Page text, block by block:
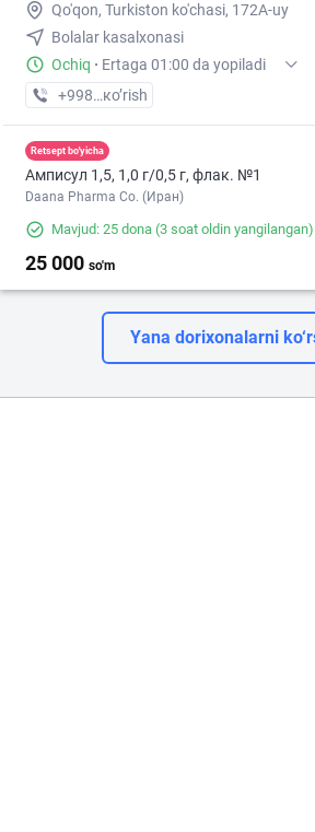
Qo'qon, Turkiston ko'chasi, 172A-uy
Bolalar kasalxonasi
Ochiq · Ertaga 01:00 da yopiladi
+998 (90) XXX-XX-XX
кo’rish
Retsept bo'yicha
Амписул 1,5, 1,0 г/0,5 г, флак. №1
Daana Pharma Co. (Иран)
Mavjud: 25 dona (3 soat oldin yangilangan)
25 000 so'm
Yana dorixonalarni